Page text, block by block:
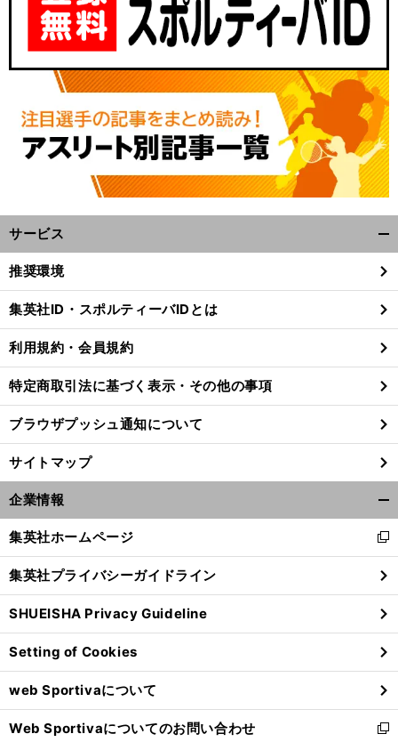
サービス
閉
る
推奨環境
集英社ID・スポルティーバIDとは
利用規約・会員規約
特定商取引法に基づく表示・その他の事項
ブラウザプッシュ通知について
サイトマップ
企業情報
閉
る
集英社ホームページ
新
し
い
ウ
ィ
ン
ド
ウ
で
開
く
集英社プライバシーガイドライン
SHUEISHA Privacy Guideline
Setting of Cookies
web Sportivaについて
Web Sportivaについてのお問い合わせ
新